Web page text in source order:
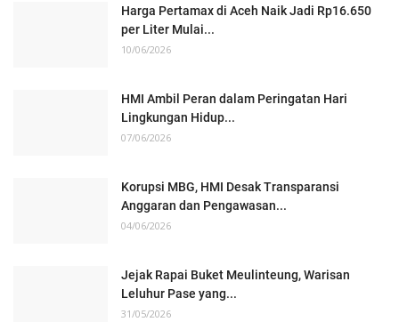
Harga Pertamax di Aceh Naik Jadi Rp16.650
per Liter Mulai...
10/06/2026
HMI Ambil Peran dalam Peringatan Hari
Lingkungan Hidup...
07/06/2026
Korupsi MBG, HMI Desak Transparansi
Anggaran dan Pengawasan...
04/06/2026
Jejak Rapai Buket Meulinteung, Warisan
Leluhur Pase yang...
31/05/2026